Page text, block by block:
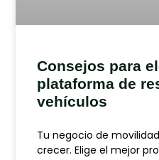
Consejos para
plataforma de
vehículos
Tu negocio de
crecer. Elige el mejor